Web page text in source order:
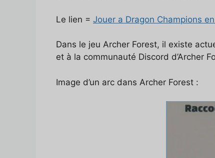
Le lien = Jouer a Dragon Champions
Dans le jeu Archer Forest, il existe
et à la communauté Discord d’Archer
Image d’un arc dans Archer Forest :